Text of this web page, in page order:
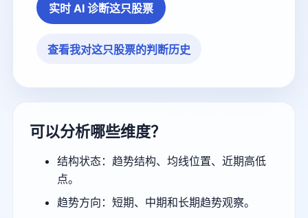
实时 AI 诊断这只股票
查看我对这只股票的判断历史
可以分析哪些维度？
结构状态：趋势结构、均线位置、近期高低
点。
趋势方向：短期、中期和长期趋势观察。